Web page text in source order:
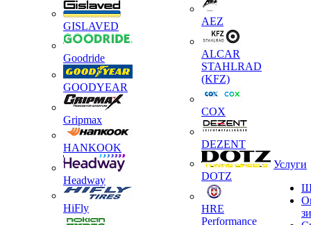
GISLAVED
Goodride
GOODYEAR
Gripmax
HANKOOK
Headway
HiFly
AEZ
ALCAR
STAHLRAD
(KFZ)
COX
DEZENT
DOTZ
HRE
Performance
Услуги